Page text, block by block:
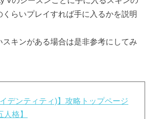
くらいプレイすれば手に入るかを説明
スキンがある場合は是非参考にしてみ
イデンティティ)】攻略トップページ
格】